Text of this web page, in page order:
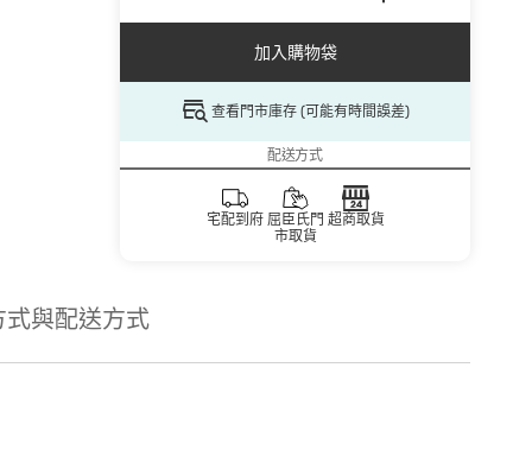
加入購物袋
查看門市庫存 (可能有時間誤差)
配送方式
宅配到府 屈臣氏門
市取貨
超商取貨
式與配送方式